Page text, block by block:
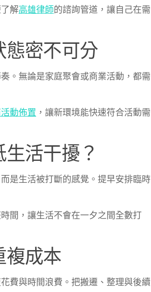
解高雄律師的諮詢管道，讓自己在需
態密不可分
。無論是家庭聚會或商業活動，都需
動佈置 ，讓新環境能快速符合活動需
活干擾？
是生活被打斷的感覺。提早安排臨時
間，讓生活不會在一夕之間全數打
複成本
費與時間浪費。把搬遷、整理與後續